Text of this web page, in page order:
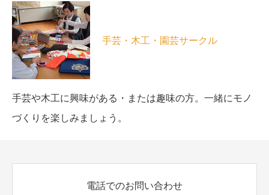
手芸・木工・園芸サークル
手芸や木工に興味がある・または趣味の方。一緒にモノ
づくりを楽しみましょう。
電話でのお問い合わせ